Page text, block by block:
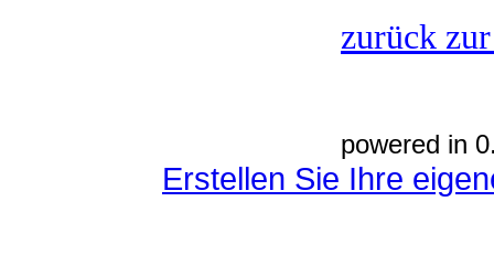
zurück
powered in
Erstellen Sie Ihre